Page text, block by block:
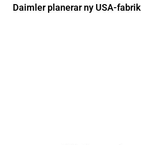
Daimler planerar ny USA-fabrik